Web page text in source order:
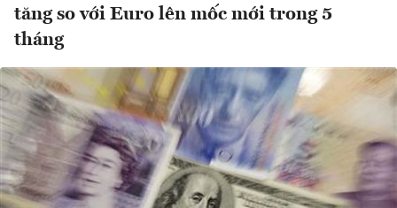
tăng so với Euro lên mốc mới trong 5
tháng